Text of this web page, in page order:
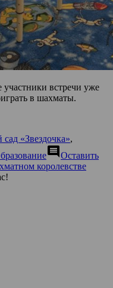
участники встречи уже
в шахматы.
сад «Звездочка»,
comment Оставить
королевстве